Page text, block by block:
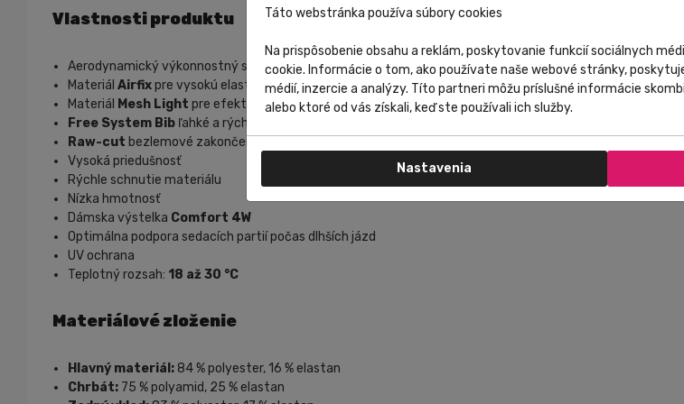
Vlastnosti produktu
Aerodynamický výkonnostný strih
Materiál Airfixpre vysokú elasticitu a komfort
Materiál Mesh Light pre efektívnu ventiláciu
Free System Bib ľahké a rýchloschnúce traky
Raw-cut bezlemové zakončenie nohavíc
Vysoká priedušnosť
Rýchle schnutie materiálu
Nízka hmotnosť
Dámska výstelka Comfort 4W
Optimálna podpora sedacích partií počas dlhších jázd
UV ochrana
Teplotný rozsah: 18 až 30 °C
Materiálové zloženie
Hlavný materiál: 84 % polyester, 16 % elastan
Chrbát: 75 % polyamid, 25 % elastan
Táto webstránka používa súbory cookies
Na prispôsobenie obsahu a reklám, poskytovanie funkcií sociálnych
cookie. Informácie o tom, ako používate naše webové stránky,
médií, inzercie a analýzy. Títo partneri môžu príslušné informácie
alebo ktoré od vás získali, keď ste používali ich služby.
Nastavenia